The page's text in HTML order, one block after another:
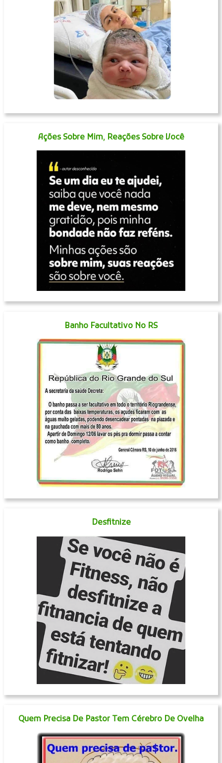
Ações Sobre Mim, Reações Sobre Você
Banho Facultativo No RS
Desfitnize
Quem Precisa De Pastor Tem Cérebro De Ovelha